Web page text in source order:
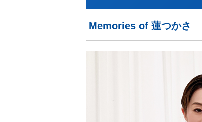
Memories of 蓮つかさ